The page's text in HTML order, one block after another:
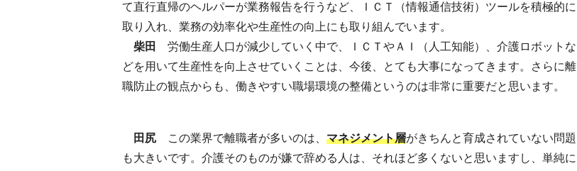
て直行直帰のヘルパーが業務報告を行うなど、ＩＣＴ（情報通信技術）ツールを積極的に
取り入れ、業務の効率化や生産性の向上にも取り組んでいます。
柴田
労働生産人口が減少していく中で、ＩＣＴやＡＩ（人工知能）、介護ロボットな
どを用いて生産性を向上させていくことは、今後、とても大事になってきます。さらに離
職防止の観点からも、働きやすい職場環境の整備というのは非常に重要だと思います。
田尻 この業界で離職者が多いのは、 マネジメント層がきちんと育成されていない問題
も大きいです。介護そのものが嫌で辞める人は、それほど多くないと思いますし、単純に